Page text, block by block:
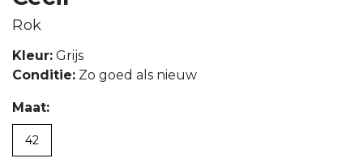
Rok
Kleur: Grijs
Conditie: Zo goed als nieuw
Maat:
42